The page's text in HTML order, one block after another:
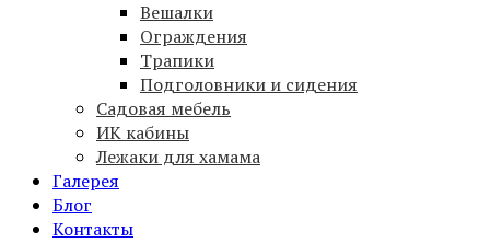
Вешалки
Ограждения
Трапики
Подголовники и сидения
Садовая мебель
ИК кабины
Лежаки для хамама
Галерея
Блог
Контакты